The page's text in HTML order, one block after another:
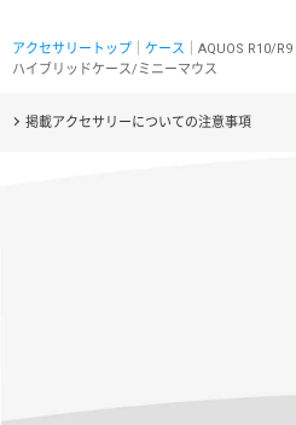
アクセサリートップ ケース ｜AQUOS R10/
ハイブリッドケース/ミニーマウス
掲載アクセサリーについての注意事項